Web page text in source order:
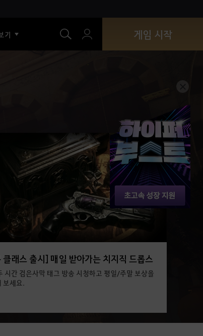
기 게임 시작
클래스 출시] 매일 받아가는 치지직 드롭스
시간 검은사막 태그 방송 시청하고 평일/주말 보상을
세요.